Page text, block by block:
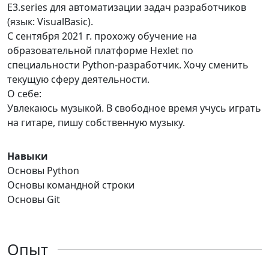
E3.series для автоматизации задач разработчиков
(язык: VisualBasic).
С сентября 2021 г. прохожу обучение на
образовательной платформе Hexlet по
специальности Python-разработчик. Хочу сменить
текущую сферу деятельности.
О себе:
Увлекаюсь музыкой. В свободное время учусь играть
на гитаре, пишу собственную музыку.
Навыки
Основы Python
Основы командной строки
Основы Git
Опыт